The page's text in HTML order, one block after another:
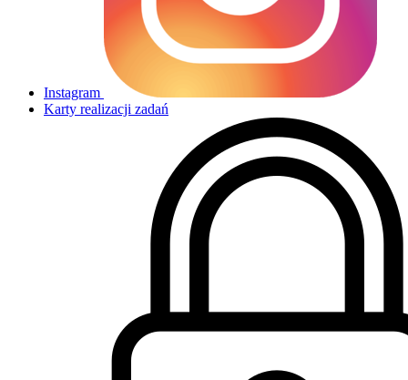
Instagram
Karty realizacji zadań